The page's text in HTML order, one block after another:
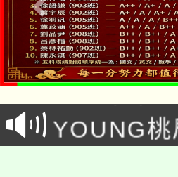
「本色祭
場熱烈登
8/21下午1
徵才活動。
YOUNG桃
8月14至